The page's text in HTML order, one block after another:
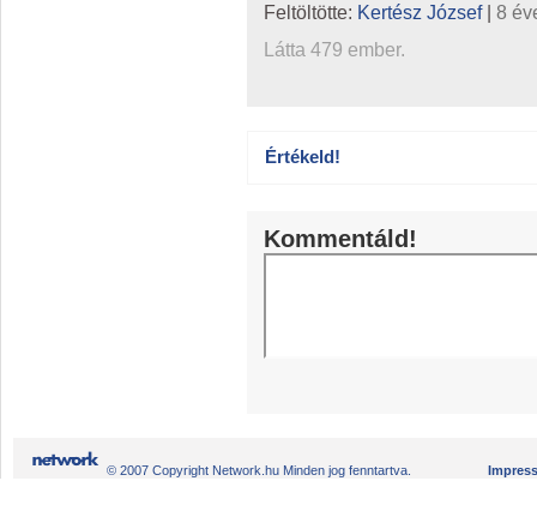
Feltöltötte: Kertész József| 8
Látta 479 ember.
Értékeld!
Kommentáld!
© 2007 Copyright Network.hu Minden jog fenntartva.